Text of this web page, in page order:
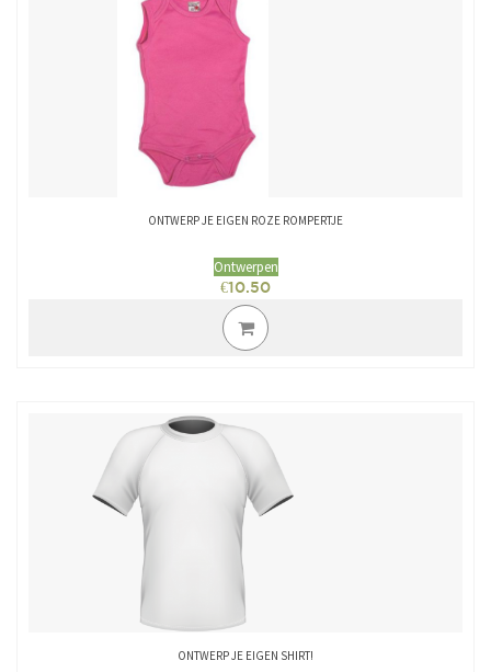
ONTWERP JE EIGEN ROZE ROMPERTJE
Ontwerpen
€10.50
ONTWERP JE EIGEN SHIRT!